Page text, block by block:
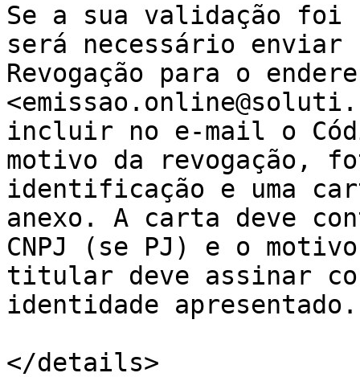
Se a sua validação
será necessário
Revogação para o
incluir no e-mail o
motivo da revogação,
identificação e uma
anexo. A carta deve
CNPJ (se PJ) e o
titular deve assinar
identidade apresentado.
</details>